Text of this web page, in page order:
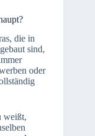
die in
sind,
oder
weißt,